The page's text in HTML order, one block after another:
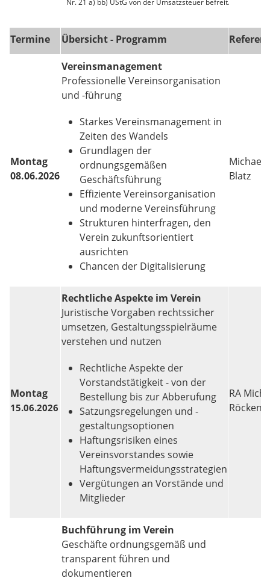
Nr. 21 a) bb) UStG von der Umsatzsteuer befreit.
Termine Übersicht - Programm
Montag
08.06.2026
Vereinsmanagement
Professionelle Vereinsorganisation
und -führung
Starkes Vereinsmanagement in
Zeiten des Wandels
Grundlagen der
ordnungsgemäßen
Geschäftsführung
Effiziente Vereinsorganisation
und moderne Vereinsführung
Strukturen hinterfragen, den
Verein zukunftsorientiert
ausrichten
Chancen der Digitalisierung
Michael
Blatz
Montag
15.06.2026
Rechtliche Aspekte im Verein
Juristische Vorgaben rechtssicher
umsetzen, Gestaltungsspielräume
verstehen und nutzen
Rechtliche Aspekte der
Vorstandstätigkeit - von der
Bestellung bis zur Abberufung
Satzungsregelungen und -
gestaltungsoptionen
Haftungsrisiken eines
Vereinsvorstandes sowie
Haftungsvermeidungsstrategien
Vergütungen an Vorstände und
Mitglieder
RA
Röcken
Buchführung im Verein
Geschäfte ordnungsgemäß und
transparent führen und
dokumentieren